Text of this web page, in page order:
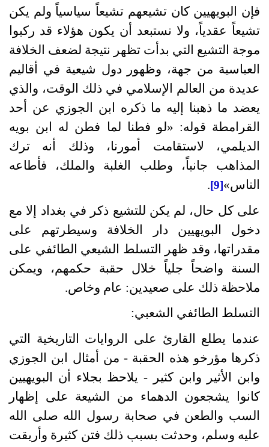
فإن البويهيين كان تشيعهم تشيعاً سياسياً ولم يكن
تشيعاً عقدياً، ولا نستبعد أن يكون هؤلاء قد ركبوا
موجة التشيع التي بدأت تظهر نتيجة لضعف الخلافة
العباسية من جهة، وظهور دول شيعية في أقاليم
عديدة من العالم الإسلامي في ذلك الوقت، والذي
يعضد ما ذهبنا إليه ما ذكره ابن الجوزي عن أحد
القرامطة قوله: «لو فطنا لما فطن له ابن بويه
الديلمي، لاستقامت أمورنا، وذلك أنه ترك
المذاهب جانباً، وطلب الغلبة والملك، فأطاعه
الناس»
[9]
.
على كل حال، لم يكن للتشيع ذكر في بغداد إلا مع
دخول البويهيين دار الخلافة وسيطرتهم على
مقدراتها، وقد ظهر التسلط الشيعي الطائفي على
السنة واضحاً جلياً خلال حقبة حكمهم، ويمكن
ملاحظة ذلك على صعيدين: عام وخاص.
التسلط الطائفي الشعبي:
عندما يطلع القارئ على الروايات التاريخية التي
ذكرها مؤرخو هذه الحقبة - من أمثال ابن الجوزي
وابن الأثير وابن كثير
- يلاحظ بجلاء أن البويهيين
كانوا يشجعون الدهماء من الشيعة على إظهار
السب والطعن في صحابة رسول الله صلى الله
عليه وسلم، وحدثت بسبب ذلك فتن كثيرة وأريقت